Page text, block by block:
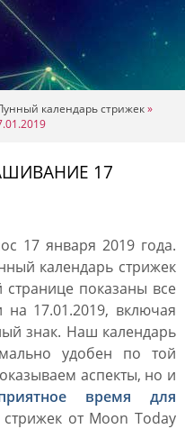
календарь стрижек»
17
17 января 2019 года.
календарь стрижек
странице показаны все
17.01.2019, включая
знак. Наш календарь
удобен по той
аспекты, но и
время для
от Moon Today